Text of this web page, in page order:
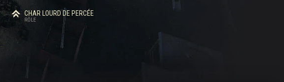
RÔLE
CHAR LOURD DE PERCÉE